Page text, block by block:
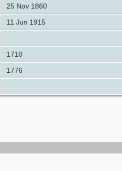
25 Nov 1860
11 Jun 1915
1710
1776